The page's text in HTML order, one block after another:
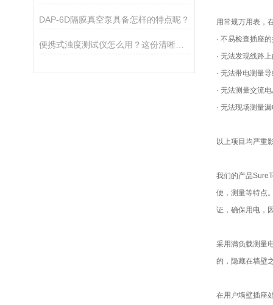
DAP-6D隔膜真空泵具备怎样的特点呢？
用常规万用表，
· 不易检查插座
· 无法发现线路
· 无法带电测量
· 无法测量交流
· 无法现场测量
以上项目均严重
我们的产品
便，测量等特点
证，确保用电，
采用满负载测量
的，隐藏在墙壁
在用户墙壁插座